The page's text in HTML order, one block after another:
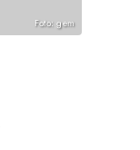
Foto: gem